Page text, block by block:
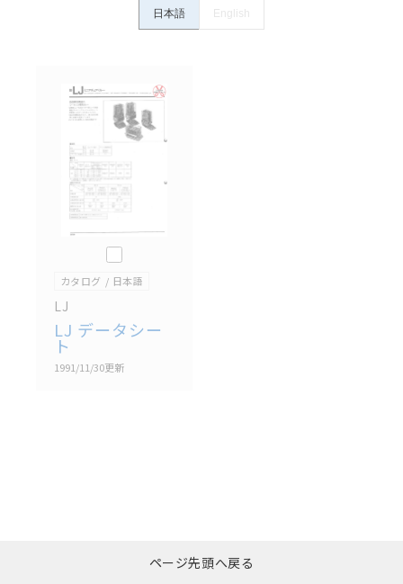
ン事例は参考用ですので、ご採用に際しては機器・装
置の機能や安全性をご確認のうえご使用ください。・
ている可能性がありますがご容赦ください。
記載されているサービス内容や連絡先等は作成当時の
ものであり、変更・改定させていただいている可能性
があります。改めて当サイトの掲載内容をご確認のう
え、ご用命下さいますようお願いいたします。
日本語 English
このカタログを選択
カタログ 日本語
LJ
LJ データシー
ト
1991/11/30更新
括ダウンロード
ページ先頭へ戻る